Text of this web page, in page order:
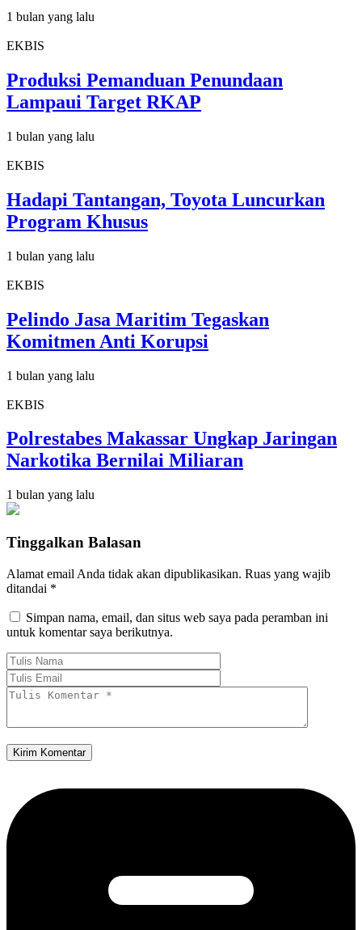
1 bulan yang lalu
EKBIS
Produksi Pemanduan Penundaan
Lampaui Target RKAP
1 bulan yang lalu
EKBIS
Hadapi Tantangan, Toyota Luncurkan
Program Khusus
1 bulan yang lalu
EKBIS
Pelindo Jasa Maritim Tegaskan
Komitmen Anti Korupsi
1 bulan yang lalu
EKBIS
Polrestabes Makassar Ungkap Jaringan
Narkotika Bernilai Miliaran
1 bulan yang lalu
Tinggalkan Balasan
Alamat email Anda tidak akan dipublikasikan. Ruas yang wajib
ditandai *
Simpan nama, email, dan situs web saya pada peramban ini
untuk komentar saya berikutnya.